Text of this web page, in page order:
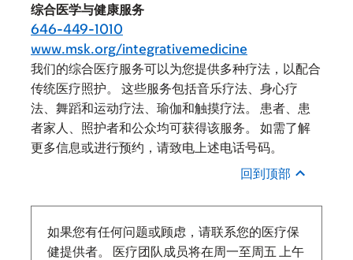
综合医学与健康服务
646-449-1010
www.msk.org/integrativemedicine
我们的综合医疗服务可以为您提供多种疗法，以配合
传统医疗照护。 这些服务包括音乐疗法、身心疗
法、舞蹈和运动疗法、瑜伽和触摸疗法。 患者、患
者家人、照护者和公众均可获得该服务。 如需了解
更多信息或进行预约，请致电上述电话号码。
回到顶部
如果您有任何问题或顾虑，请联系您的医疗保
健提供者。 医疗团队成员将在周一至周五 上午